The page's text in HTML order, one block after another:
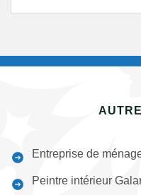
Entreprise de
Peintre intérieur